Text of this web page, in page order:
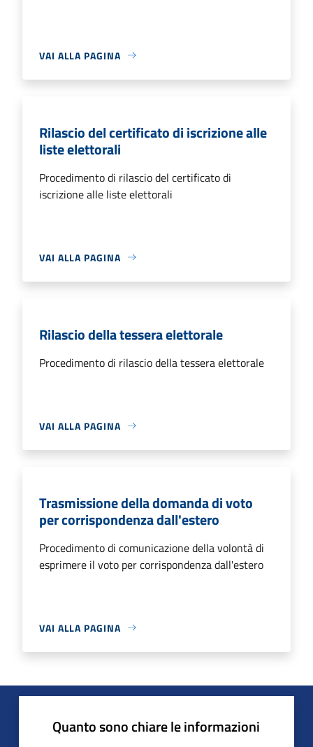
VAI ALLA PAGINA
Rilascio del certificato di iscrizione alle
liste elettorali
Procedimento di rilascio del certificato di
iscrizione alle liste elettorali
VAI ALLA PAGINA
Rilascio della tessera elettorale
Procedimento di rilascio della tessera elettorale
VAI ALLA PAGINA
Trasmissione della domanda di voto
per corrispondenza dall'estero
Procedimento di comunicazione della volontà di
esprimere il voto per corrispondenza dall'estero
VAI ALLA PAGINA
Quanto sono chiare le informazioni